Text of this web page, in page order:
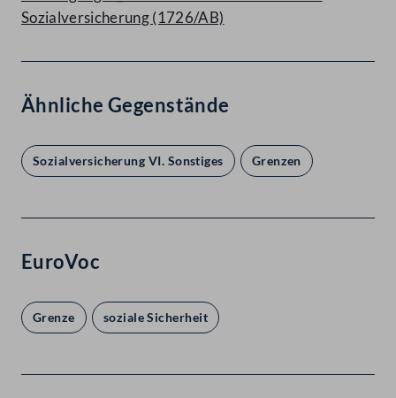
Sozialversicherung (1726/AB)
Ähnliche Gegenstände
Sozialversicherung VI. Sonstiges Grenzen
EuroVoc
Grenze soziale Sicherheit